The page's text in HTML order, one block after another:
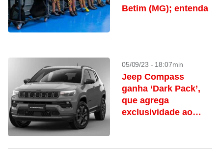
Betim (MG); entenda
05/09/23 - 18:07min
Jeep Compass
ganha ‘Dark Pack’,
que agrega
exclusividade ao